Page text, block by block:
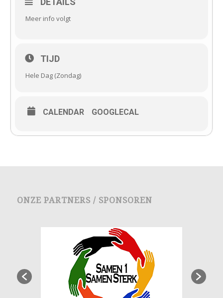
Meer info volgt
TIJD
Hele Dag (Zondag)
CALENDAR GOOGLECAL
ONZE PARTNERS / SPONSOREN